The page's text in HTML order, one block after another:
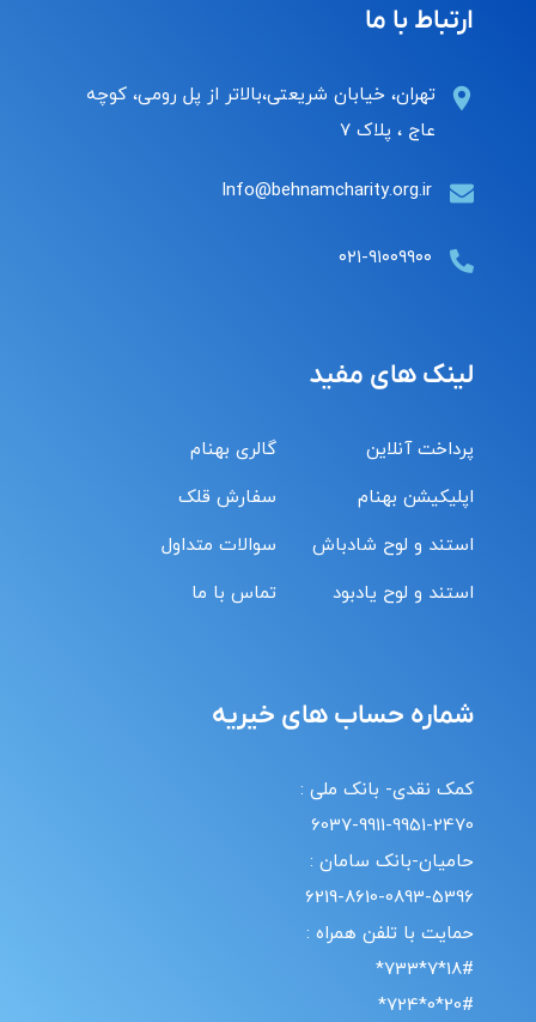
ارتباط با ما
تهران، خیابان شریعتی،بالاتر از پل رومی، کوچه
عاج ، پلاک ۷
Info@behnamcharity.org.ir
۰۲۱-۹۱۰۰۹۹۰۰
لینک های مفید
پرداخت آنلاین
اپلیکیشن بهنام
استند و لوح شادباش
استند و لوح یادبود
گالری بهنام
سفارش قلک
سوالات متداول
تماس با ما
شماره حساب های خیریه
کمک نقدی- بانک ملی :
6037-9911-9951-2470
حامیان-بانک سامان :
6219-8610-0893-5396
حمایت با تلفن همراه :
18#*7*733*
20#*0*724*